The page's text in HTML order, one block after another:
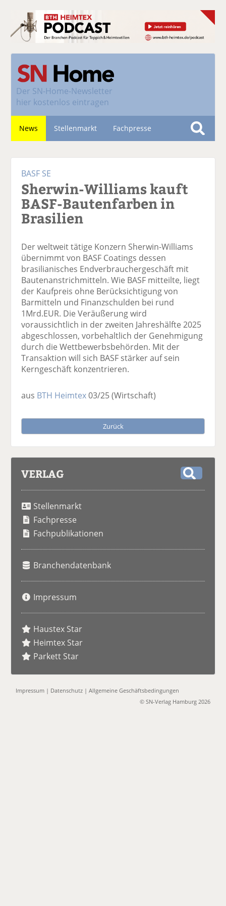
Der SN-Home-Newsletter
hier kostenlos eintragen
News Stellenmarkt Fachpresse
S
BASF SE
Sherwin-Williams kauft
BASF-Bautenfarben in
Brasilien
Der weltweit tätige Konzern Sherwin-Williams
übernimmt von BASF Coatings dessen
brasilianisches Endverbrauchergeschäft mit
Bautenanstrichmitteln. Wie BASF mitteilte, liegt
der Kaufpreis ohne Berücksichtigung von
Barmitteln und Finanzschulden bei rund
1Mrd.EUR. Die Veräußerung wird
voraussichtlich in der zweiten Jahreshälfte 2025
abgeschlossen, vorbehaltlich der Genehmigung
durch die Wettbewerbsbehörden. Mit der
Transaktion will sich BASF stärker auf sein
Kerngeschäft konzentrieren.
aus BTH Heimtex03/25(Wirtschaft)
Zurück
VERLAG
Stellenmarkt
Fachpresse
Fachpublikationen
Branchendatenbank
Impressum
Haustex Star
Heimtex Star
Parkett Star
Impressum | Datenschutz |Allgemeine Geschäftsbedingungen
© SN-Verlag Hamburg 2026